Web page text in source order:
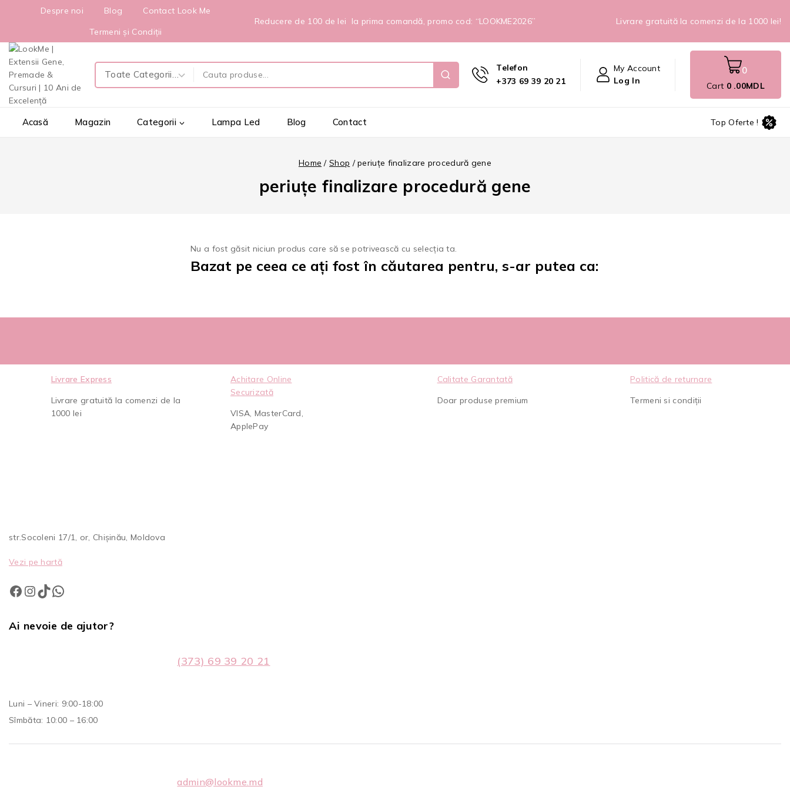
Despre noi Blog
Contact Look Me
Termeni și Condiții
Reducere de 100 de lei la prima comandă, promo cod: “LOOKME2026” Livrare gratuită la comenzi de la 1000 lei!
Telefon
+373 69 39 20 21
My Account
Log In
0
Cart 0 .00MDL
Acasă Magazin Categorii Lampa Led Blog Contact Top Oferte !
Home / Shop / periuțe finalizare procedură gene
periuțe finalizare procedură gene
Nu a fost găsit niciun produs care să se potrivească cu selecția ta.
Bazat pe ceea ce ați fost în căutarea pentru, s-ar putea ca:
Livrare Express
Livrare gratuită la comenzi de la
1000 lei
Achitare Online
Securizată
VISA, MasterCard,
ApplePay
Calitate Garantată
Doar produse premium
Politică de returnare
Termeni si condiții
str.Socoleni 17/1, or, Chișinău, Moldova
Vezi pe hartă
Ai nevoie de ajutor?
(373) 69 39 20 21
Luni – Vineri: 9:00-18:00
Sîmbăta: 10:00 – 16:00
admin@lookme.md